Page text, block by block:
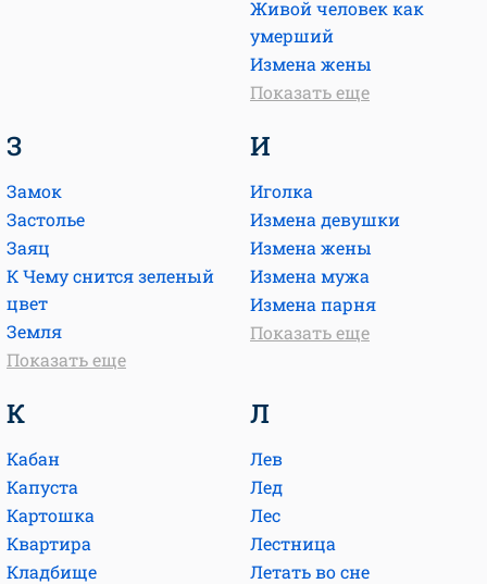
Живой человек как
умерший
Измена жены
Показать еще
З
Замок
Застолье
Заяц
К Чему снится зеленый
цвет
Земля
Показать еще
И
Иголка
Измена девушки
Измена жены
Измена мужа
Измена парня
Показать еще
К
Кабан
Капуста
Картошка
Квартира
Кладбище
Л
Лев
Лед
Лес
Лестница
Летать во сне